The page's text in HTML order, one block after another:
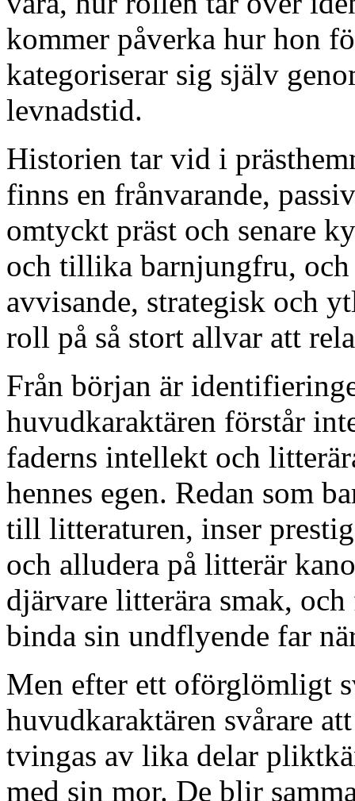
kommer påverka hur hon
kategoriserar sig själv
levnadstid.
Historien tar vid i
finns en frånvarande,
omtyckt präst och senare
och tillika barnjungfru,
avvisande, strategisk och
roll på så stort allvar att
Från början är
huvudkaraktären förstår
faderns intellekt och
hennes egen. Redan som
till litteraturen, inser
och alludera på litterär
djärvare litterära smak,
binda sin undflyende far
Men efter ett oförglömligt
huvudkaraktären svårare
tvingas av lika delar
med sin mor. De blir